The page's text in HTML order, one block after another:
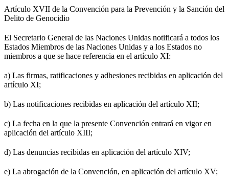
Artículo XVII de la Convención para la Prevención y la Sanción del
Delito de Genocidio
El Secretario General de las Naciones Unidas notificará a todos los
Estados Miembros de las Naciones Unidas y a los Estados no
miembros a que se hace referencia en el artículo XI:
a) Las firmas, ratificaciones y adhesiones recibidas en aplicación del
artículo XI;
b) Las notificaciones recibidas en aplicación del artículo XII;
c) La fecha en la que la presente Convención entrará en vigor en
aplicación del artículo XIII;
d) Las denuncias recibidas en aplicación del artículo XIV;
e) La abrogación de la Convención, en aplicación del artículo XV;